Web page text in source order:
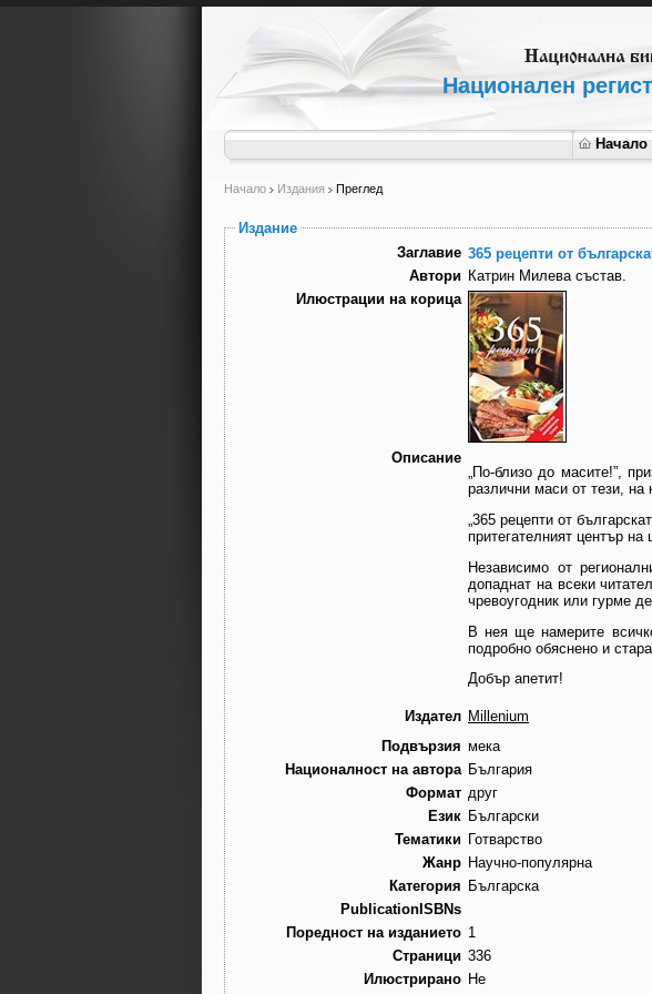
Национален
Начало
Начало Издания Преглед
Издание
Заглавие 365 рецепти от
Автори Катрин Милева състав.
Илюстрации на корица
Описание
„По-близо до масите!”,
различни маси от тези, на
„365 рецепти от
притегателният център
Независимо от
допаднат на всеки
чревоугодник или гурме
В нея ще намерите
подробно обяснено и
Добър апетит!
Издател Millenium
Подвързия мека
Националност на автора България
Формат друг
Език Български
Тематики Готварство
Жанр Научно-популярна
Категория Българска
PublicationISBNs
Поредност на изданието 1
Страници 336
Илюстрирано Не